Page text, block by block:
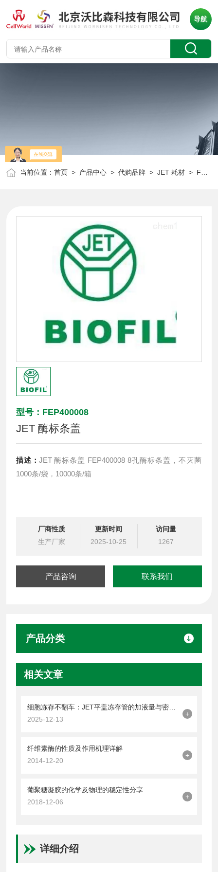
导航
当前位置：首页 > 产品中心 >代购品牌 >JET 耗材 > FEP400008JET 酶标条盖
型号：FEP400008
JET 酶标条盖
描述：JET 酶标条盖 FEP400008 8孔酶标条盖，不灭菌
1000条/袋，10000条/箱
厂商性质
生产厂家
更新时间
2025-10-25
访问量
1267
产品咨询 联系我们
产品分类
相关文章
2025-12-13
+
纤维素酶的性质及作用机理详解
2014-12-20
+
葡聚糖凝胶的化学及物理的稳定性分享
2018-12-06
+
详细介绍